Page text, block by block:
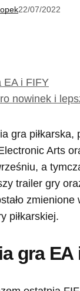
22/07/2022
EA i FIFY
nowinek i
gra piłkarska,
Arts
a
trailer gry
zmienione
piłkarskiej.
gra EA